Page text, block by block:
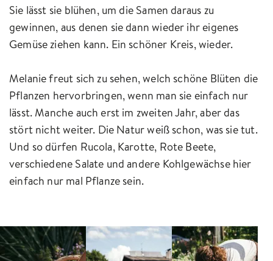
Sie lässt sie blühen, um die Samen daraus zu
gewinnen, aus denen sie dann wieder ihr eigenes
Gemüse ziehen kann. Ein schöner Kreis, wieder.
Melanie freut sich zu sehen, welch schöne Blüten die
Pflanzen hervorbringen, wenn man sie einfach nur
lässt. Manche auch erst im zweiten Jahr, aber das
stört nicht weiter. Die Natur weiß schon, was sie tut.
Und so dürfen Rucola, Karotte, Rote Beete,
verschiedene Salate und andere Kohlgewächse hier
einfach nur mal Pflanze sein.